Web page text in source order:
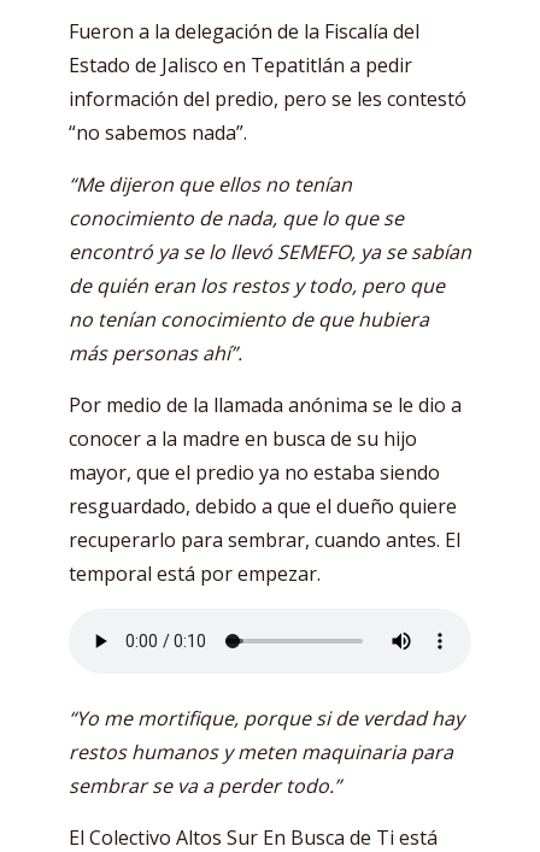
Fueron a la delegación de la Fiscalía del
Estado de Jalisco en Tepatitlán a pedir
información del predio, pero se les contestó
“no sabemos nada”.
“Me dijeron que ellos no tenían
conocimiento de nada, que lo que se
encontró ya se lo llevó SEMEFO, ya se sabían
de quién eran los restos y todo, pero que
no tenían conocimiento de que hubiera
más personas ahí”.
Por medio de la llamada anónima se le dio a
conocer a la madre en busca de su hijo
mayor, que el predio ya no estaba siendo
resguardado, debido a que el dueño quiere
recuperarlo para sembrar, cuando antes. El
temporal está por empezar.
“Yo me mortifique, porque si de verdad hay
restos humanos y meten maquinaria para
sembrar se va a perder todo.”
El Colectivo Altos Sur En Busca de Ti está